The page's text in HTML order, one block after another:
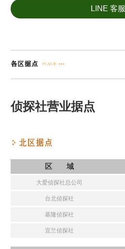
LINE 客服
侦探社营业据点
区 域
大爱侦探社总公司
台北侦探社
基隆侦探社
宜兰侦探社